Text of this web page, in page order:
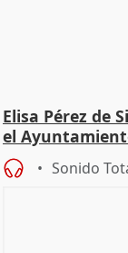
Elisa Pérez de
el
Sonido